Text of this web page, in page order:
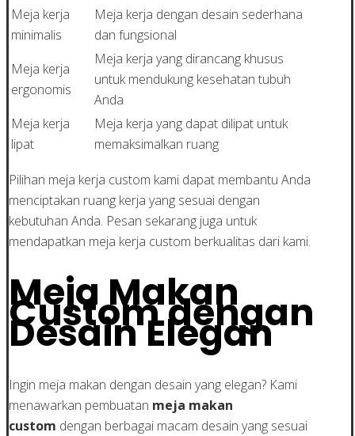
Meja kerja
minimalis
Meja kerja dengan desain sederhana
dan fungsional
Meja kerja
ergonomis
Meja kerja yang dirancang khusus
untuk mendukung kesehatan tubuh
Anda
Meja kerja
lipat
Meja kerja yang dapat dilipat untuk
memaksimalkan ruang
Pilihan meja kerja custom kami dapat membantu Anda
menciptakan ruang kerja yang sesuai dengan
kebutuhan Anda. Pesan sekarang juga untuk
mendapatkan meja kerja custom berkualitas dari kami.
Meja Makan
Custom dengan
Desain Elegan
Ingin meja makan dengan desain yang elegan? Kami
menawarkan pembuatan meja makan
custom dengan berbagai macam desain yang sesuai